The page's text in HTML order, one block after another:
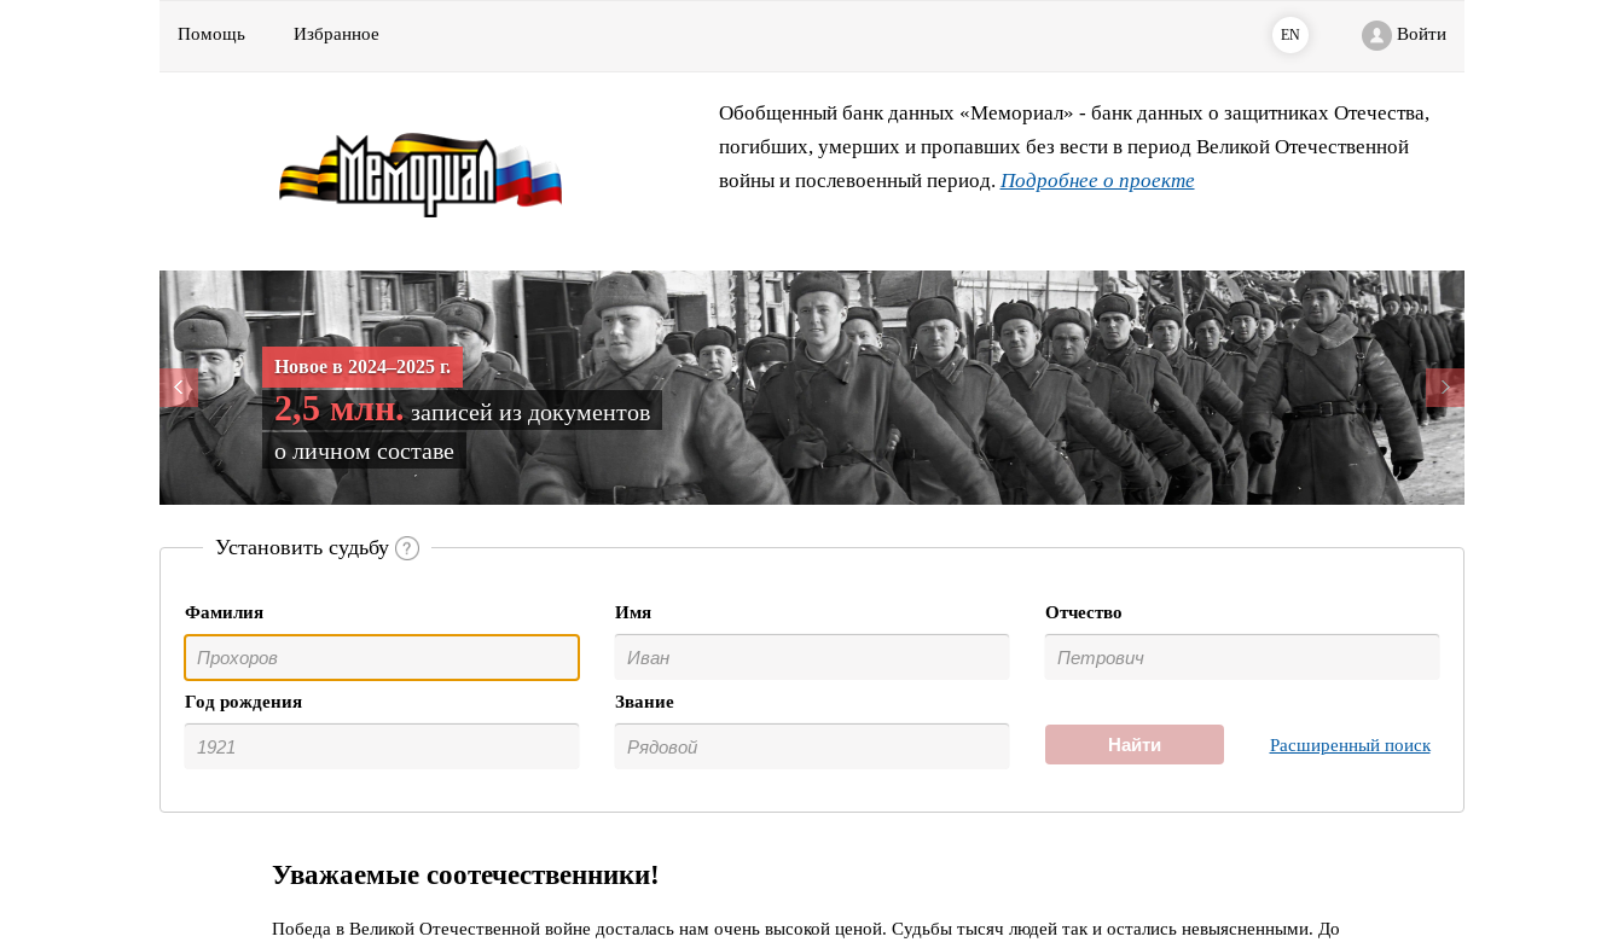
Помощь Избранное EN Войти
Обобщенный банк данных «Мемориал» - банк данных о защитниках Отечества,
погибших, умерших и пропавших без вести в период Великой Отечественной
войны и послевоенный период. Подробнее о проекте
Новое в 2024–2025 г.
2,5 млн.записей из документов
о личном составе
Установить судьбу
Фамилия Имя Отчество
Год рождения Звание
Найти Расширенный поиск
Уважаемые соотечественники!
Победа в Великой Отечественной войне досталась нам очень высокой ценой. Судьбы тысяч людей так и остались невыясненными. До